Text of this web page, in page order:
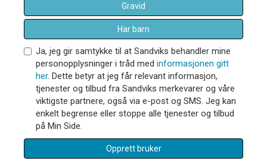
Gravid
Har barn
Ja, jeg gir samtykke til at Sandviks behandler mine
personopplysninger i tråd med informasjonen gitt
her. Dette betyr at jeg får relevant informasjon,
tjenester og tilbud fra Sandviks merkevarer og våre
viktigste partnere, også via e-post og SMS. Jeg kan
enkelt begrense eller stoppe alle tjenester og tilbud
på Min Side.
Opprett bruker